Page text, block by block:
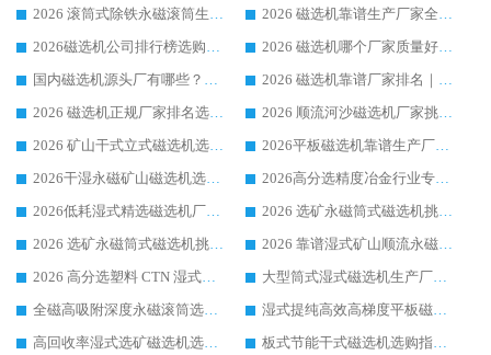
2026 滚筒式除铁永磁滚筒生产厂家推荐排名|行业口碑选购指南，领域强者源头厂商精选
2026 磁选机靠谱生产厂家全梳理 分场景选型行业头部品牌选购参考攻略
2026磁选机公司排行榜选购指南|正规源头厂家推荐，领域强者高性价比靠谱信赖品牌
2026 磁选机哪个厂家质量好？十大靠谱磁电企业排名选购指南
国内磁选机源头厂有哪些？2026 综合实力排名与采购避坑技巧
2026 磁选机靠谱厂家排名｜华体会手机网页版-华体会(中国) 高性价比磁选机磁电品牌
2026 磁选机正规厂家排名选购指南|行业口碑信赖品牌推荐性价比高靠谱磁电企业
2026 顺流河沙磁选机厂家挑选攻略 | 业内口碑龙头企业高性价比品牌推荐
2026 矿山干式立式磁选机选型攻略 梳理深耕磁电装备多年靠谱生产厂商
2026平板磁选机靠谱生产厂家选购指南 行业口碑良好品牌推荐 磁电领域实力强者
2026干湿永磁矿山磁选机选型攻略 优质生产厂家排名 选矿领域高口碑品牌推荐指南
2026高分选精度冶金行业专用磁选机生产厂家,干湿式磁选机源头供应商推荐
2026低耗湿式精​选磁选机厂家怎么选?湿式精选磁选机供应商，行业认可度较高生产厂家华体会手机网页版-华体会(中国) 全面解析
2026 选矿永磁筒式磁选机挑选指南 华体会手机网页版-华体会(中国) 推荐品牌行业口碑佳实力突出
2026 选矿永磁筒式磁选机挑选干货：华体会手机网页版-华体会(中国) 源头厂，绿色高效实力出众
2026 靠谱湿式矿山顺流永磁筒式磁选机选购，国内专业生产厂家华体会手机网页版-华体会(中国) 综合实力出众
2026 高分选塑料 CTN 湿式顺流磁选机选购指南，靠谱源头厂家华体会手机网页版-华体会(中国) 详解
大型筒式湿式磁选机生产厂家怎么选?华体会手机网页版-华体会(中国) 设备口碑广受行业认可
全磁高吸附深度永磁滚筒选购指南 业内口碑稳定磁电设备生产厂家详细推荐
湿式提纯高效高梯度平板磁选机靠谱设备源头厂商华体会手机网页版-华体会(中国) 综合测评
高回收率湿式选矿磁选机选购指南 业内口碑磁电设备生产厂家实力解析
板式节能干式磁选机选购指南，源头生产厂家华体会手机网页版-华体会(中国) 综合实力可观